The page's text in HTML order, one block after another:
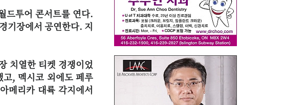
드투어 콘서트를 연다.
기장에서 공연한다. 지
치열한 티켓 경쟁이었
, 멕시코 외에도 페루
메리카 대륙 각지에서